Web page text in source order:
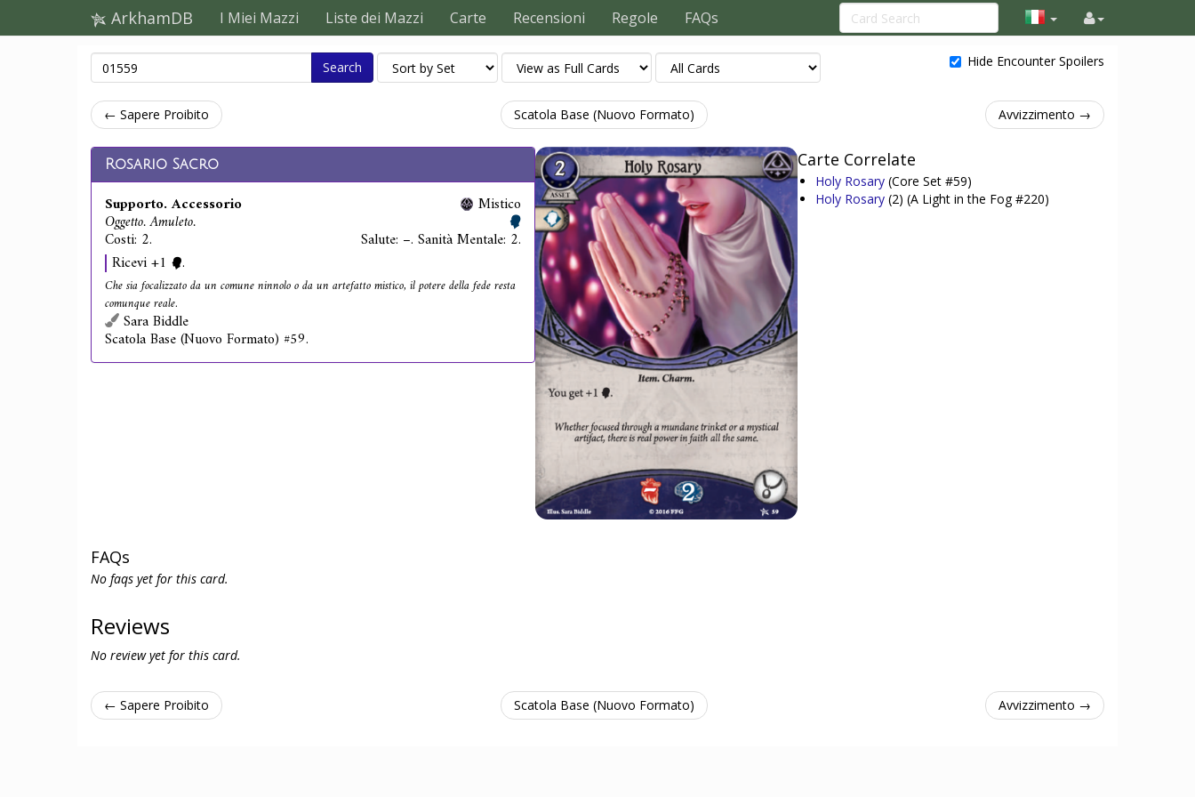
ArkhamDB I Miei Mazzi Liste dei Mazzi Carte Recensioni Regole FAQs
Search Hide Encounter Spoilers
← Sapere Proibito Scatola Base (Nuovo Formato) Avvizzimento →
Rosario Sacro
Supporto. Accessorio
Oggetto. Amuleto.
Costi: 2.
Mistico
Salute: –. Sanità Mentale: 2.
Ricevi +1
.
Che sia focalizzato da un comune ninnolo o da un artefatto mistico, il potere della fede resta
comunque reale.
Sara Biddle
Scatola Base (Nuovo Formato) #59.
Carte Correlate
Holy Rosary (Core Set #59)
Holy Rosary (2) (A Light in the Fog #220)
FAQs
No faqs yet for this card.
Reviews
No review yet for this card.
← Sapere Proibito Scatola Base (Nuovo Formato) Avvizzimento →